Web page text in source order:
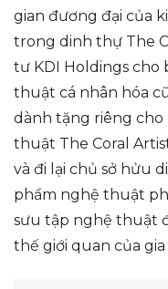
gian đương đại của
trong dinh thự The
tư KDI Holdings cho
thuật cá nhân hóa
dành tặng riêng
thuật The Coral
và đi lại chủ sở hửu
phẩm nghệ thuật
sưu tập nghệ thuật
thế giới quan của gia